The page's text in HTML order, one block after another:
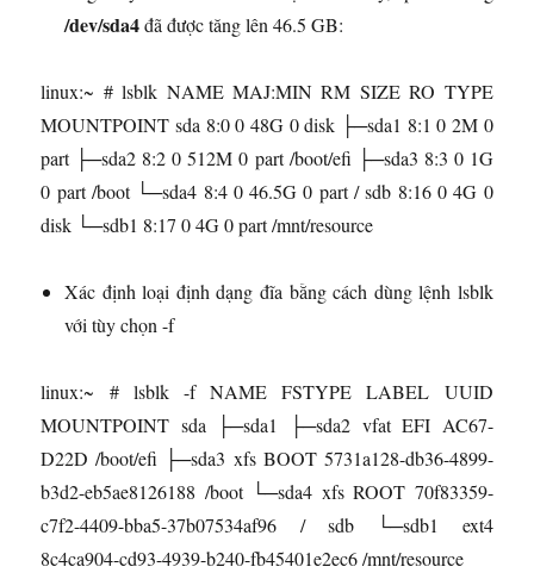
/dev/sda4đã được tăng lên 46.5 GB:
linux:~ # lsblk NAME MAJ:MIN RM SIZE RO TYPE
MOUNTPOINT sda 8:0 0 48G 0 disk ├─sda1 8:1 0 2M 0
part ├─sda2 8:2 0 512M 0 part /boot/efi ├─sda3 8:3 0 1G
0 part /boot └─sda4 8:4 0 46.5G 0 part / sdb 8:16 0 4G 0
disk └─sdb1 8:17 0 4G 0 part /mnt/resource
Xác định loại định dạng đĩa bằng cách dùng lệnh lsblk
với tùy chọn -f
linux:~ # lsblk -f NAME FSTYPE LABEL UUID
MOUNTPOINT sda ├─sda1 ├─sda2 vfat EFI AC67-
D22D /boot/efi ├─sda3 xfs BOOT 5731a128-db36-4899-
b3d2-eb5ae8126188 /boot └─sda4 xfs ROOT 70f83359-
c7f2-4409-bba5-37b07534af96 / sdb └─sdb1 ext4
8c4ca904-cd93-4939-b240-fb45401e2ec6 /mnt/resource